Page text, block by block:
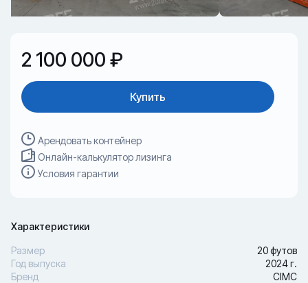
2 100 000 ₽
Купить
Арендовать контейнер
Онлайн-калькулятор лизинга
Условия гарантии
Характеристики
Размер
20 футов
Год выпуска
2024 г.
Бренд
CIMC